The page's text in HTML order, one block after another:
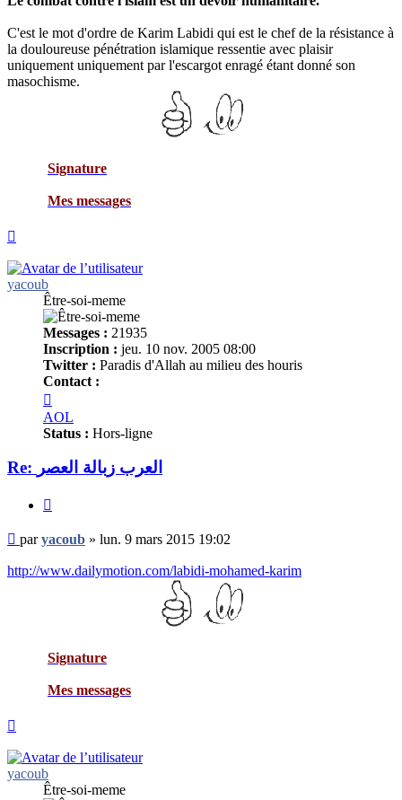
C'est le mot d'ordre de Karim Labidi qui est le chef de la résistance à
la douloureuse pénétration islamique ressentie avec plaisir
uniquement uniquement par l'escargot enragé étant donné son
masochisme.
Signature
Mes messages
yacoub
Être-soi-meme
Messages : 21935
Inscription : jeu. 10 nov. 2005 08:00
Twitter : Paradis d'Allah au milieu des houris
Contact :
yacoub
AOL
Status : Hors-ligne
Re: العرب زبالة العصر
Message
non
lu
paryacoub » lun. 9 mars 2015 19:02
http://www.dailymotion.com/labidi-mohamed-karim
Signature
Mes messages
yacoub
Être-soi-meme